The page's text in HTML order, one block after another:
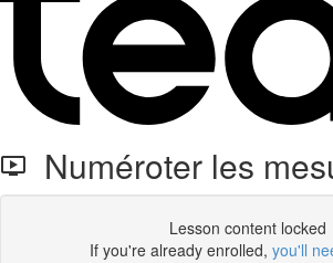
Numéroter les
Lesson content locked
If you're already enrolled, you'll